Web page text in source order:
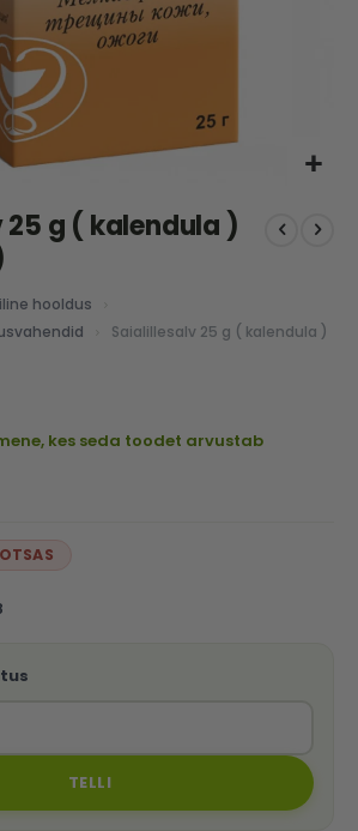
g ( kalendula )
hooldus
Saialillesalv 25 g ( kalendula )
kes seda toodet arvustab
TELLI